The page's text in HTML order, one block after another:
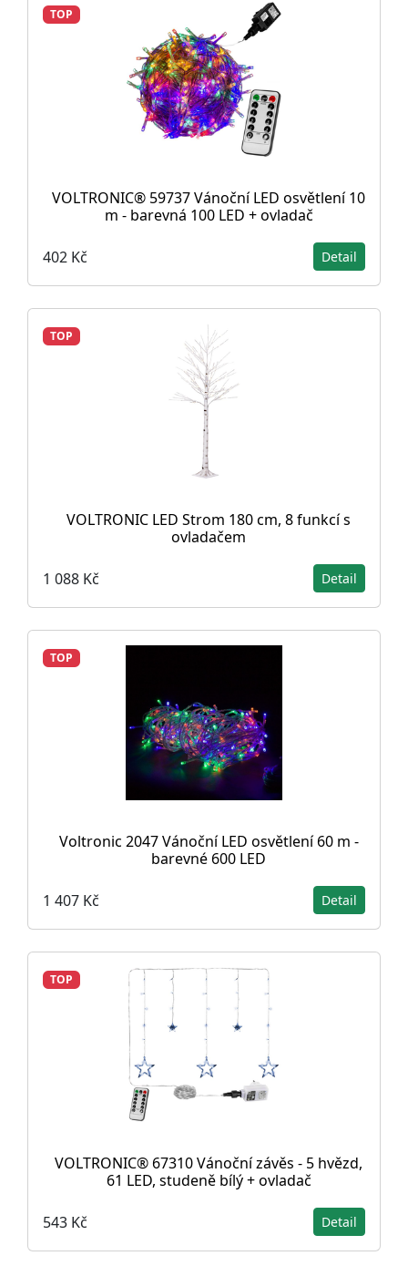
TOP
VOLTRONIC® 59737 Vánoční LED osvětlení 10
m - barevná 100 LED + ovladač
402 Kč Detail
TOP
VOLTRONIC LED Strom 180 cm, 8 funkcí s
ovladačem
1 088 Kč Detail
TOP
Voltronic 2047 Vánoční LED osvětlení 60 m -
barevné 600 LED
1 407 Kč Detail
TOP
VOLTRONIC® 67310 Vánoční závěs - 5 hvězd,
61 LED, studeně bílý + ovladač
543 Kč Detail